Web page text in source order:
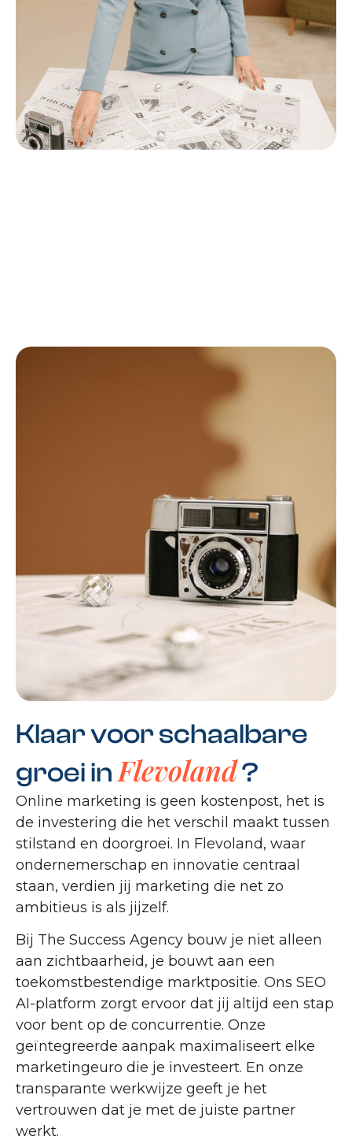
Klaar voor schaalbare
groei inFlevoland?
Online marketing is geen kostenpost, het is
de investering die het verschil maakt tussen
stilstand en doorgroei. In Flevoland, waar
ondernemerschap en innovatie centraal
staan, verdien jij marketing die net zo
ambitieus is als jijzelf.
Bij The Success Agency bouw je niet alleen
aan zichtbaarheid, je bouwt aan een
toekomstbestendige marktpositie. Ons SEO
AI-platform zorgt ervoor dat jij altijd een stap
voor bent op de concurrentie. Onze
geïntegreerde aanpak maximaliseert elke
marketingeuro die je investeert. En onze
transparante werkwijze geeft je het
vertrouwen dat je met de juiste partner
werkt.